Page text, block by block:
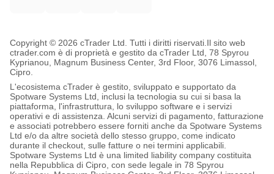
Copyright © 2026 cTrader Ltd. Tutti i diritti riservati. Il sito web
ctrader.com è di proprietà e gestito da cTrader Ltd, 78 Spyrou
Kyprianou, Magnum Business Center, 3rd Floor, 3076 Limassol,
Cipro.
L'ecosistema cTrader è gestito, sviluppato e supportato da
Spotware Systems Ltd, inclusi la tecnologia su cui si basa la
piattaforma, l'infrastruttura, lo sviluppo software e i servizi
operativi e di assistenza. Alcuni servizi di pagamento, fatturazione
e associati potrebbero essere forniti anche da Spotware Systems
Ltd e/o da altre società dello stesso gruppo, come indicato
durante il checkout, sulle fatture o nei termini applicabili.
Spotware Systems Ltd è una limited liability company costituita
nella Repubblica di Cipro, con sede legale in 78 Spyrou